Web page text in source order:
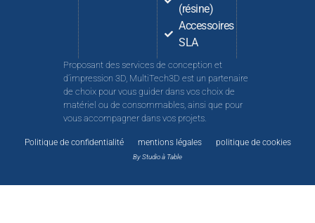
(résine)
Accessoires
SLA
Proposant des services de conception et
d’impression 3D, MultiTech3D est un partenaire
de choix pour vous guider dans vos choix de
matériel ou de consommables, ainsi que pour
vous accompagner dans vos projets.
Politique de confidentialité mentions légales politique de cookies
By Studio à Table